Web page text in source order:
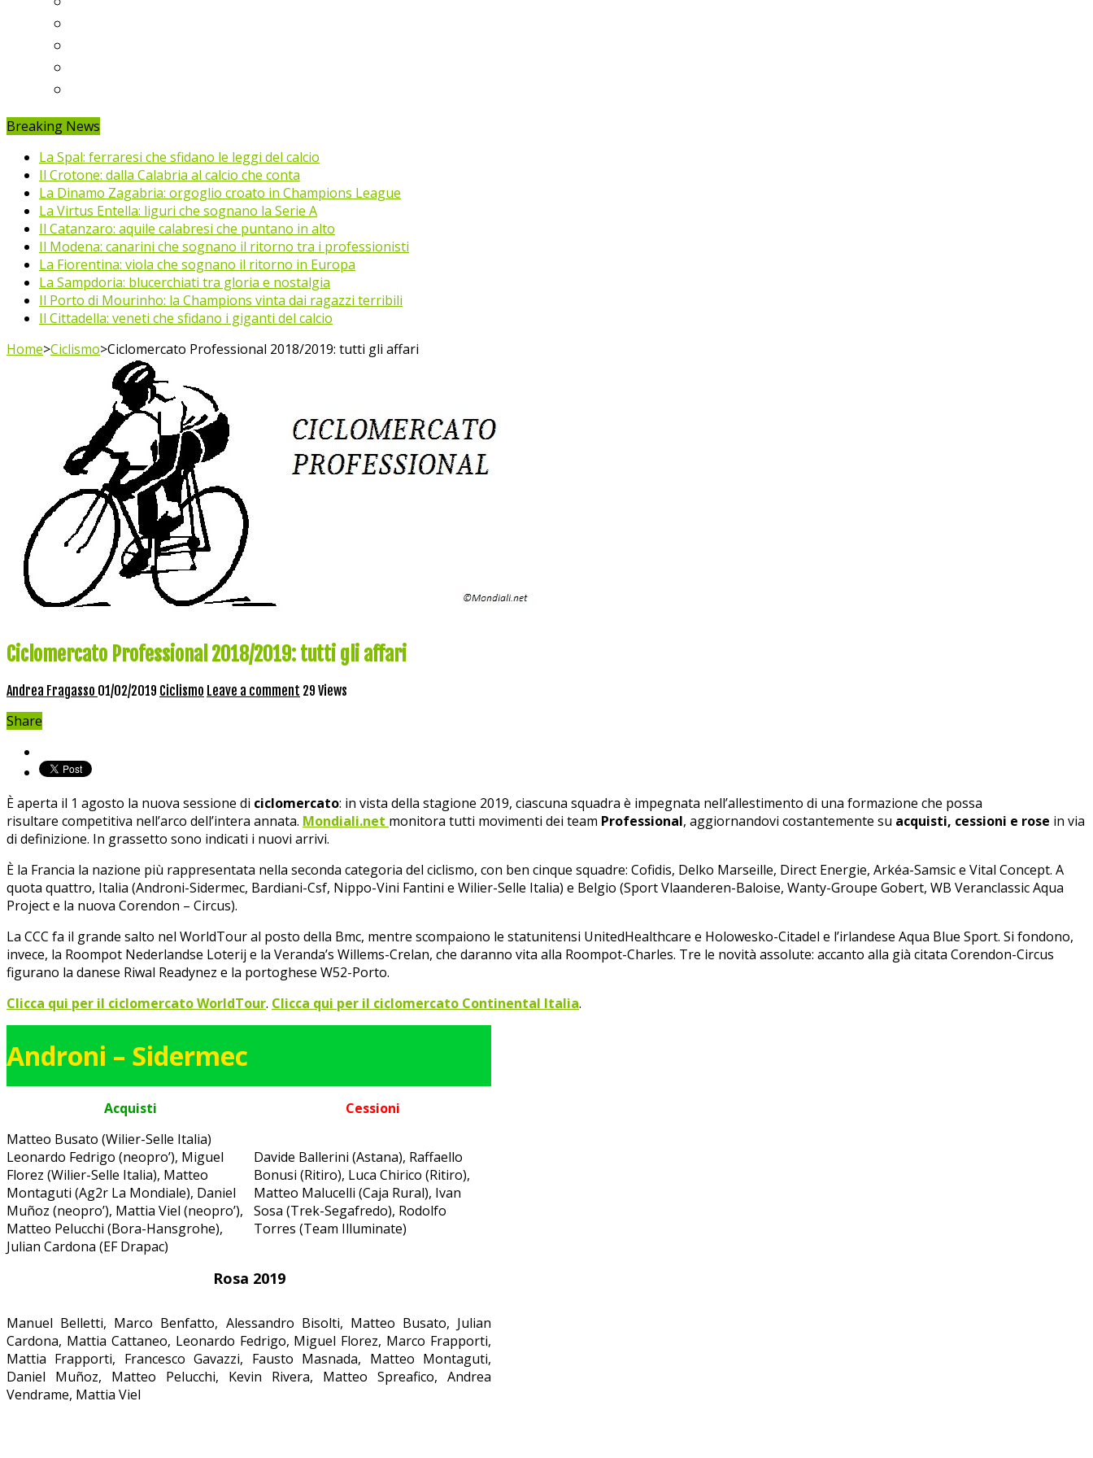
Breaking News
La Spal: ferraresi che sfidano le leggi del calcio
Il Crotone: dalla Calabria al calcio che conta
La Dinamo Zagabria: orgoglio croato in Champions League
La Virtus Entella: liguri che sognano la Serie A
Il Catanzaro: aquile calabresi che puntano in alto
Il Modena: canarini che sognano il ritorno tra i professionisti
La Fiorentina: viola che sognano il ritorno in Europa
La Sampdoria: blucerchiati tra gloria e nostalgia
Il Porto di Mourinho: la Champions vinta dai ragazzi terribili
Il Cittadella: veneti che sfidano i giganti del calcio
Home>Ciclismo>Ciclomercato Professional 2018/2019: tutti gli affari
Ciclomercato Professional 2018/2019: tutti gli affari
Andrea Fragasso 01/02/2019 Ciclismo Leave a comment 29 Views
Share
È aperta il 1 agosto la nuova sessione di ciclomercato: in vista della stagione 2019, ciascuna squadra è impegnata nell’allestimento di una formazione che possa
risultare competitiva nell’arco dell’intera annata. Mondiali.net monitora tutti movimenti dei team Professional, aggiornandovi costantemente su acquisti, cessioni e rose in via
di definizione. In grassetto sono indicati i nuovi arrivi.
È la Francia la nazione più rappresentata nella seconda categoria del ciclismo, con ben cinque squadre: Cofidis, Delko Marseille, Direct Energie, Arkéa-Samsic e Vital Concept. A
quota quattro, Italia (Androni-Sidermec, Bardiani-Csf, Nippo-Vini Fantini e Wilier-Selle Italia) e Belgio (Sport Vlaanderen-Baloise, Wanty-Groupe Gobert, WB Veranclassic Aqua
Project e la nuova Corendon – Circus).
La CCC fa il grande salto nel WorldTour al posto della Bmc, mentre scompaiono le statunitensi UnitedHealthcare e Holowesko-Citadel e l’irlandese Aqua Blue Sport. Si fondono,
invece, la Roompot Nederlandse Loterij e la Veranda’s Willems-Crelan, che daranno vita alla Roompot-Charles. Tre le novità assolute: accanto alla già citata Corendon-Circus
figurano la danese Riwal Readynez e la portoghese W52-Porto.
Clicca qui per il ciclomercato WorldTour. Clicca qui per il ciclomercato Continental Italia.
Androni – Sidermec
Acquisti
Cessioni
Matteo Busato (Wilier-Selle Italia)
Leonardo Fedrigo (neopro’), Miguel
Florez (Wilier-Selle Italia), Matteo
Montaguti (Ag2r La Mondiale), Daniel
Muñoz (neopro’), Mattia Viel (neopro’),
Matteo Pelucchi (Bora-Hansgrohe),
Julian Cardona (EF Drapac)
Davide Ballerini (Astana), Raffaello
Bonusi (Ritiro), Luca Chirico (Ritiro),
Matteo Malucelli (Caja Rural), Ivan
Sosa (Trek-Segafredo), Rodolfo
Torres (Team Illuminate)
Rosa 2019
Manuel Belletti, Marco Benfatto, Alessandro Bisolti, Matteo Busato, Julian
Cardona, Mattia Cattaneo, Leonardo Fedrigo, Miguel Florez, Marco Frapporti,
Mattia Frapporti, Francesco Gavazzi, Fausto Masnada, Matteo Montaguti,
Daniel Muñoz, Matteo Pelucchi, Kevin Rivera, Matteo Spreafico, Andrea
Vendrame, Mattia Viel